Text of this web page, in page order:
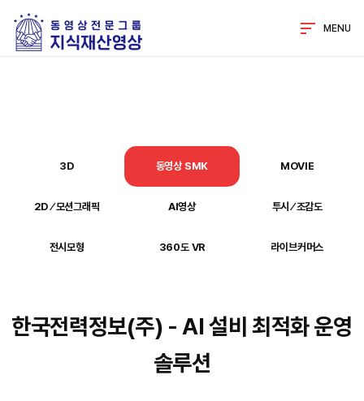
MENU
3D 동영상 SMK MOVIE
2D ⁄ 모션그래픽 AI영상 투시 ⁄ 조감도
전시모형 360도 VR 라이브커머스
한국전력정보(주) - AI 설비 최적화 운영
솔루션